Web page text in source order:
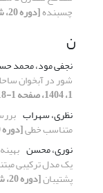
چسبنده[دوره 20، شماره 3، 1404، صفحه 125-136]
ن
نجفی مود، محمد
شور در آبخوان
1، 1404، صفحه 1-18]
نظری، سهراب
متناسب خطی[دوره 20، شماره 4، 1404، صفحه 95-108]
نوری، محسن
یک مدل ترکیبی
پشتیبان[دوره 20، شماره 2، 1404، صفحه 97-115]